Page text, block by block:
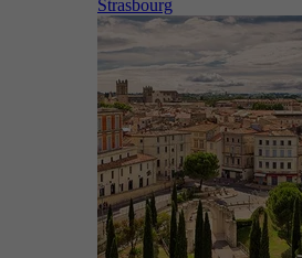
Strasbourg